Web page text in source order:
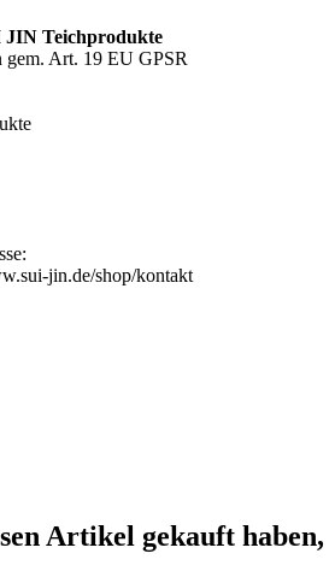
JIN Teichprodukte
Art. 19 EU GPSR
jin.de/shop/kontakt
Artikel gekauft haben,